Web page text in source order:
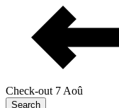
Check-out 7 Aoû
Search